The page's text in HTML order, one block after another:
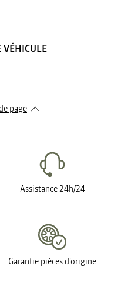
VÉHICULE
page​
Assistance 24h/24
Garantie pièces d'origine